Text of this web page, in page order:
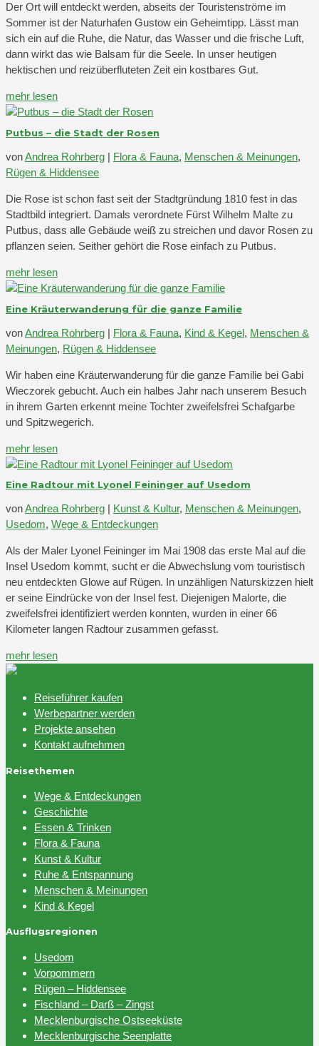
Der Ort will entdeckt werden, abseits der Touristenströme im
Sommer ist der Naturhafen Gustow ein Geheimtipp. Lässt man
sich ein auf die Ruhe, die Natur, das Wasser und die frische Luft,
dann wirkt das wie Balsam für die Seele. In unser heutigen
hektischen und reizüberfluteten Zeit ein kostbares Gut.
mehr lesen
Putbus – die Stadt der Rosen
vonAndrea Rohrberg | Flora & Fauna, Menschen & Meinungen,
Rügen & Hiddensee
Die Rose ist schon fast seit der Stadtgründung 1810 fest in das
Stadtbild integriert. Damals verordnete Fürst Wilhelm Malte zu
Putbus, dass alle Gebäude weiß zu streichen und davor Rosen zu
pflanzen seien. Seither gehört die Rose einfach zu Putbus.
mehr lesen
Eine Kräuterwanderung für die ganze Familie
vonAndrea Rohrberg | Flora & Fauna, Kind & Kegel, Menschen &
Meinungen, Rügen & Hiddensee
Wir haben eine Kräuterwanderung für die ganze Familie bei Gabi
Wieczorek gebucht. Auch ein halbes Jahr nach unserem Besuch
in ihrem Garten erkennt meine Tochter zweifelsfrei Schafgarbe
und Spitzwegerich.
mehr lesen
Eine Radtour mit Lyonel Feininger auf Usedom
vonAndrea Rohrberg | Kunst & Kultur, Menschen & Meinungen,
Usedom, Wege & Entdeckungen
Als der Maler Lyonel Feininger im Mai 1908 das erste Mal auf die
Insel Usedom kommt, sucht er die Abwechslung vom touristisch
neu entdeckten Glowe auf Rügen. In unzähligen Naturskizzen hielt
er seine Eindrücke von der Insel fest. Diejenigen Malorte, die
zweifelsfrei identifiziert werden konnten, wurden in einer 66
Kilometer langen Radtour zusammen gefasst.
mehr lesen
Reiseführer kaufen
Werbepartner werden
Projekte ansehen
Kontakt aufnehmen
Reisethemen
Wege & Entdeckungen
Geschichte
Essen & Trinken
Flora & Fauna
Kunst & Kultur
Ruhe & Entspannung
Menschen & Meinungen
Kind & Kegel
Ausflugsregionen
Usedom
Vorpommern
Rügen – Hiddensee
Fischland – Darß – Zingst
Mecklenburgische Ostseeküste
Mecklenburgische Seenplatte